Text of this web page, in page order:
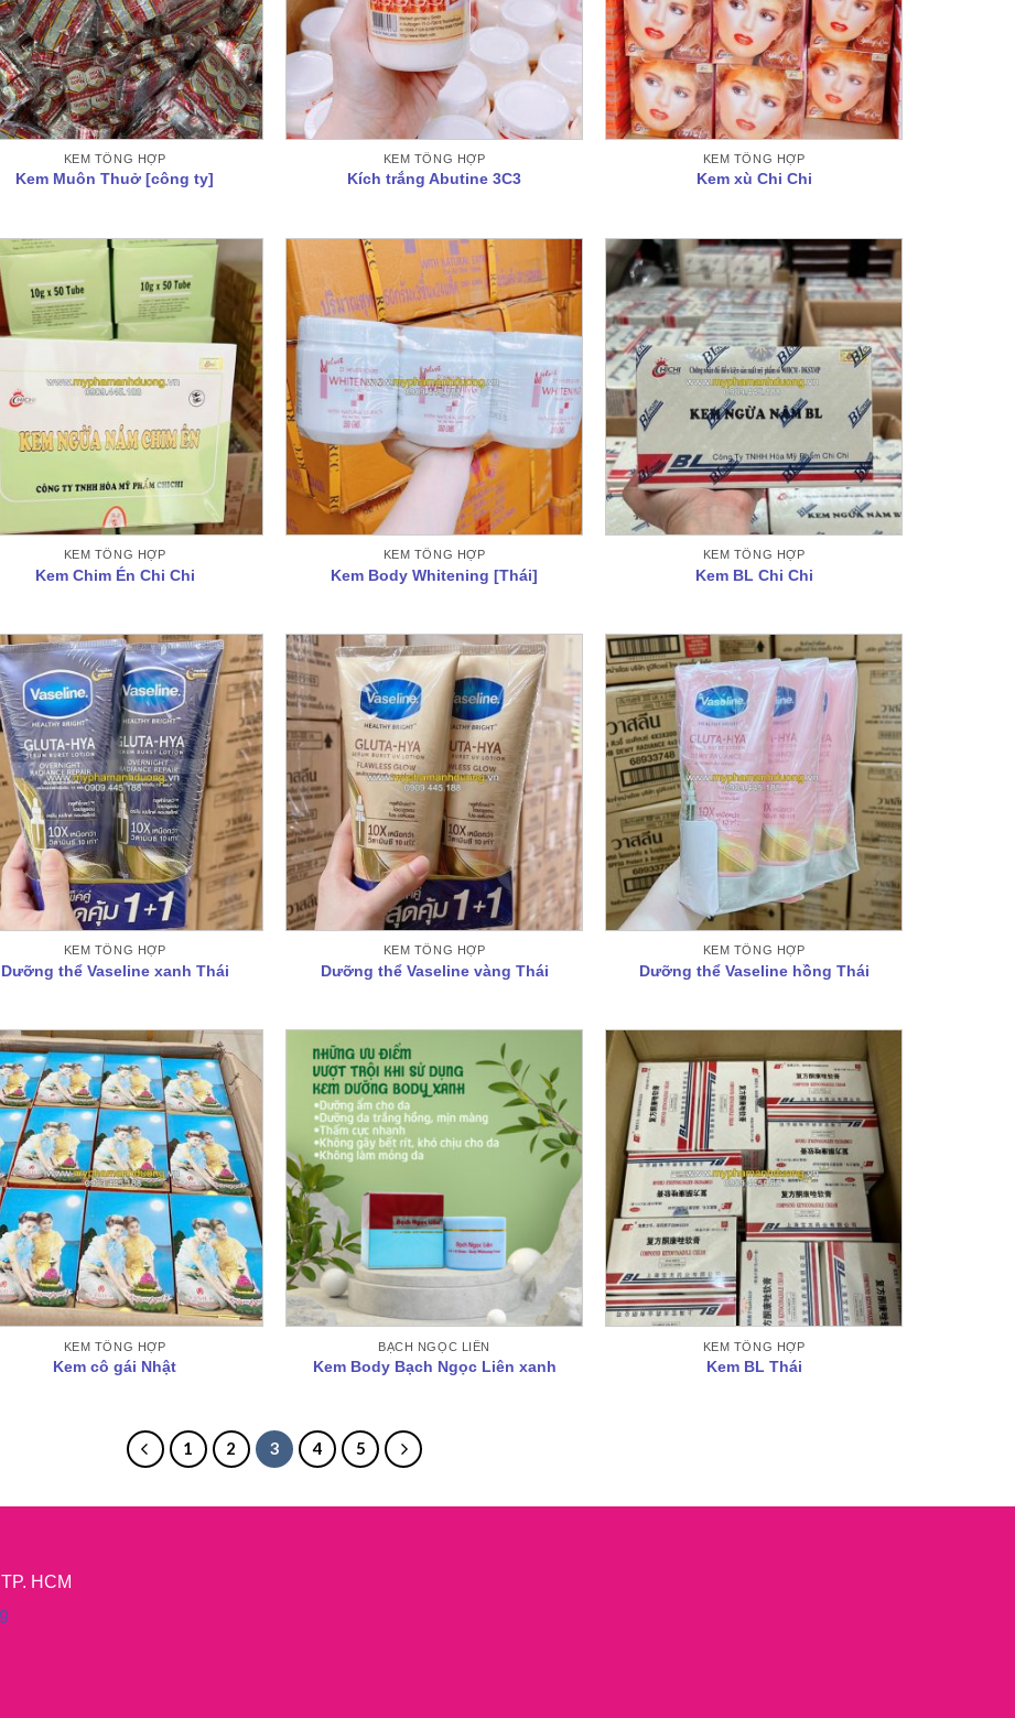
KEM TỔNG HỢP
Kem Muôn Thuở [công ty]
KEM TỔNG HỢP
Kích trắng Abutine 3C3
KEM TỔNG HỢP
Kem xù Chi Chi
KEM TỔNG HỢP
Kem Chim Én Chi Chi
KEM TỔNG HỢP
Kem Body Whitening [Thái]
KEM TỔNG HỢP
Kem BL Chi Chi
KEM TỔNG HỢP
Dưỡng thể Vaseline xanh Thái
KEM TỔNG HỢP
Dưỡng thể Vaseline vàng Thái
KEM TỔNG HỢP
Dưỡng thể Vaseline hồng Thái
KEM TỔNG HỢP
Kem cô gái Nhật
BẠCH NGỌC LIÊN
Kem Body Bạch Ngọc Liên xanh
KEM TỔNG HỢP
Kem BL Thái
1 2 3 4 5
HCM